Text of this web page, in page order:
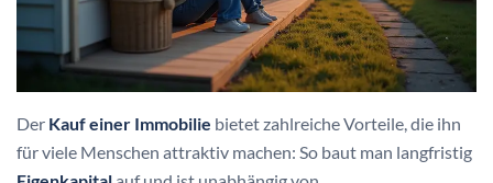
Der Kauf einer Immobilie bietet zahlreiche Vorteile, die ihn
für viele Menschen attraktiv machen: So baut man langfristig